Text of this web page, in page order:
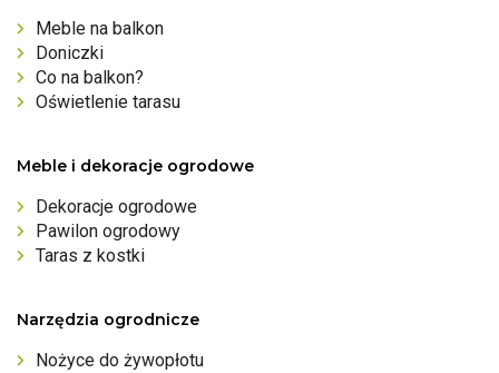
Meble na balkon
Doniczki
Co na balkon?
Oświetlenie tarasu
Meble i dekoracje ogrodowe
Dekoracje ogrodowe
Pawilon ogrodowy
Taras z kostki
Narzędzia ogrodnicze
Nożyce do żywopłotu